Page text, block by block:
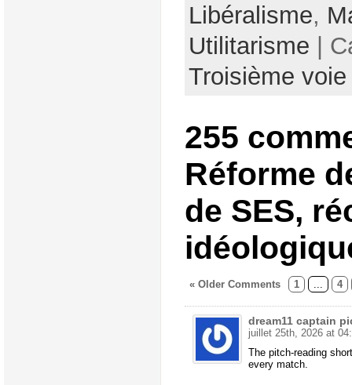
Libéralisme,
Utilitarisme |
Troisième voie
255
Réforme
de SES,
« Older Comments 1 ... 4
dream11 captain
juillet 25th, 2026 at
The pitch-reading
every match.